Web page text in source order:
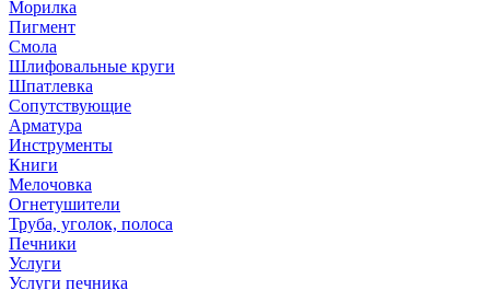
Морилка
Пигмент
Смола
Шлифовальные круги
Шпатлевка
Сопутствующие
Арматура
Инструменты
Книги
Мелочовка
Огнетушители
Труба, уголок, полоса
Печники
Услуги
Услуги печника